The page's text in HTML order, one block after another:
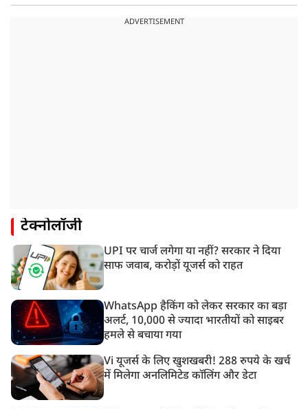
ADVERTISEMENT
टेक्नोलॉजी
UPI पर चार्ज लगेगा या नहीं? सरकार ने दिया
साफ जवाब, करोड़ों यूजर्स को राहत
WhatsApp हैकिंग को लेकर सरकार का बड़ा
अलर्ट, 10,000 से ज्यादा भारतीयों को साइबर
हमले से बचाया गया
Vi यूजर्स के लिए खुशखबरी! 288 रुपये के खर्च
में मिलेगा अनलिमिटेड कॉलिंग और डेटा